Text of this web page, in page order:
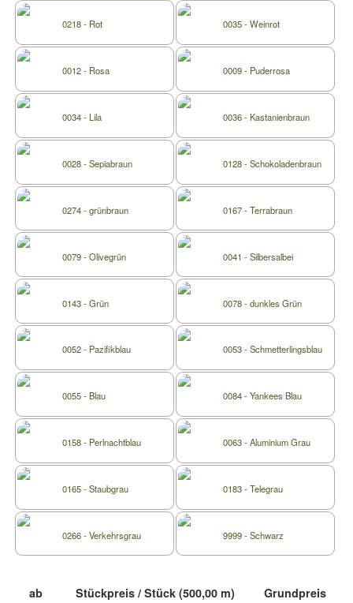
0218 - Rot 0035 - Weinrot
0012 - Rosa 0009 - Puderrosa
0034 - Lila 0036 - Kastanienbraun
0028 - Sepiabraun 0128 - Schokoladenbraun
0274 - grünbraun 0167 - Terrabraun
0079 - Olivegrün 0041 - Silbersalbei
0143 - Grün 0078 - dunkles Grün
0052 - Pazifikblau 0053 - Schmetterlingsblau
0055 - Blau 0084 - Yankees Blau
0158 - Perlnachtblau 0063 - Aluminium Grau
0165 - Staubgrau 0183 - Telegrau
0266 - Verkehrsgrau 9999 - Schwarz
ab Stückpreis / Stück (500,00 m) Grundpreis